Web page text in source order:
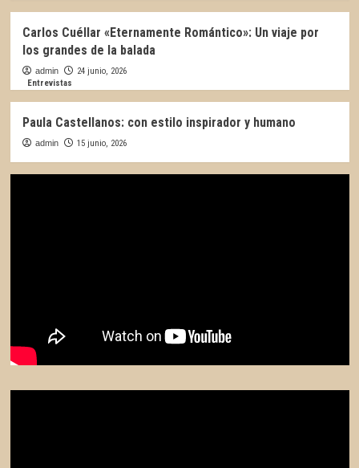
Carlos Cuéllar «Eternamente Romántico»: Un viaje por
los grandes de la balada
admin
24 junio, 2026
Entrevistas
Paula Castellanos: con estilo inspirador y humano
admin 15 junio, 2026